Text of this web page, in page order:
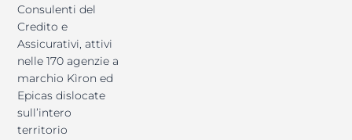
Consulenti del
Credito e
Assicurativi, attivi
nelle 170 agenzie a
marchio Kìron ed
Epicas dislocate
sull’intero
territorio